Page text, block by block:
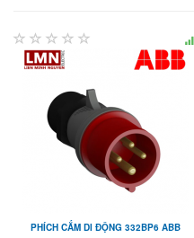
PHÍCH CẮM DI ĐỘNG 332BP6 ABB